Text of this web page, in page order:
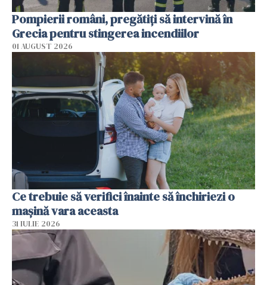
Pompierii români, pregătiţi să intervină în
Grecia pentru stingerea incendiilor
01 AUGUST 2026
Ce trebuie să verifici înainte să închiriezi o
mașină vara aceasta
31 IULIE 2026